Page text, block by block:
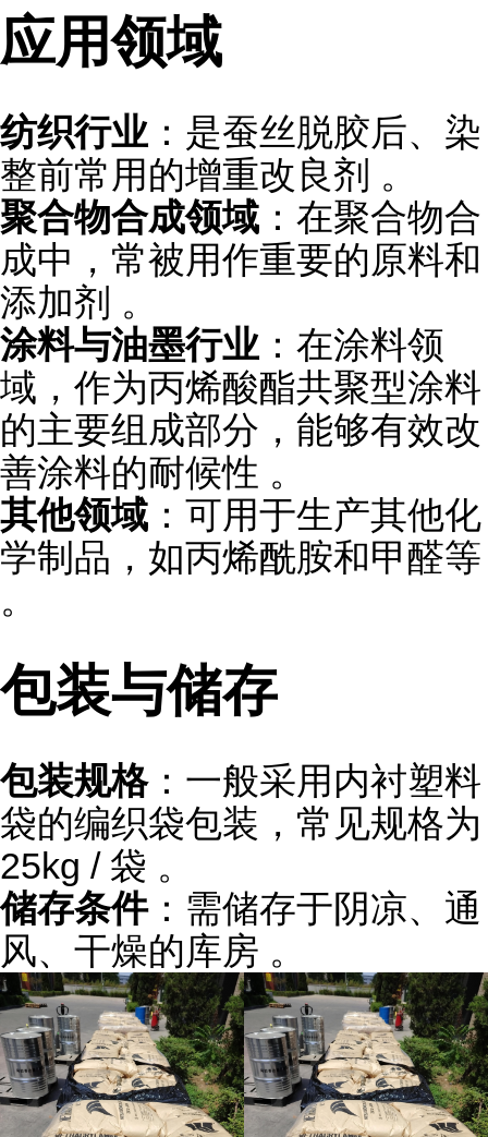
应用领域
纺织行业 ：是蚕丝脱胶后、染
整前常用的增重改良剂 。
聚合物合成领域 ：在聚合物合
成中，常被用作重要的原料和
添加剂 。
涂料与油墨行业 ：在涂料领
域，作为丙烯酸酯共聚型涂料
的主要组成部分，能够有效改
善涂料的耐候性 。
其他领域 ：可用于生产其他化
学制品，如丙烯酰胺和甲醛等
。
包装与储存
包装规格：一般采用内衬塑料
袋的编织袋包装，常见规格为
25kg / 袋 。
储存条件：需储存于阴凉、通
风、干燥的库房 。